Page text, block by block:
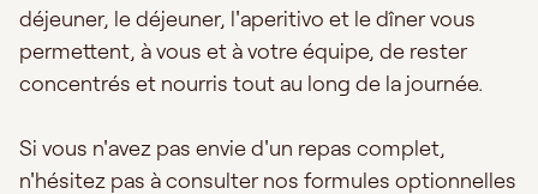
déjeuner, le déjeuner, l'aperitivo et le dîner vous
permettent, à vous et à votre équipe, de rester
concentrés et nourris tout au long de la journée.
Si vous n'avez pas envie d'un repas complet,
n'hésitez pas à consulter nos formules optionnelles